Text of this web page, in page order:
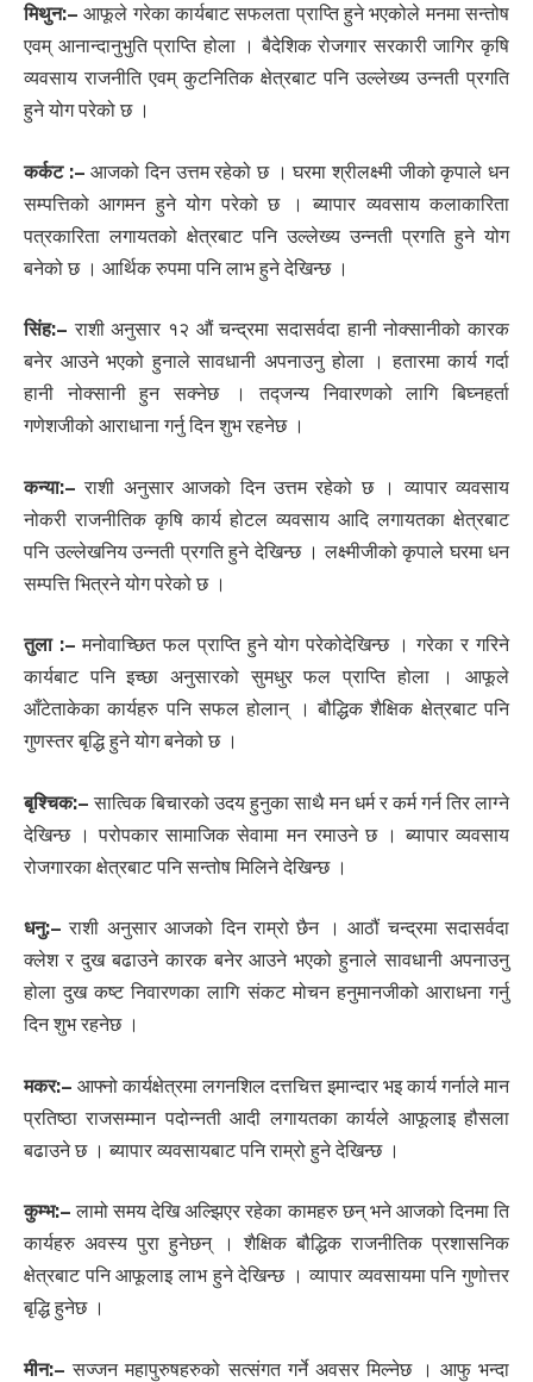
मिथुन:– आफूले गरेका कार्यबाट सफलता प्राप्ति हुने भएकोले मनमा सन्तोष
एवम् आनान्दानुभुति प्राप्ति होला । बैदेशिक रोजगार सरकारी जागिर कृषि
व्यवसाय राजनीति एवम् कुटनितिक क्षेत्रबाट पनि उल्लेख्य उन्नती प्रगति
हुने योग परेको छ ।
कर्कट :– आजको दिन उत्तम रहेको छ । घरमा श्रीलक्ष्मी जीको कृपाले धन
सम्पत्तिको आगमन हुने योग परेको छ । ब्यापार व्यवसाय कलाकारिता
पत्रकारिता लगायतको क्षेत्रबाट पनि उल्लेख्य उन्नती प्रगति हुने योग
बनेको छ । आर्थिक रुपमा पनि लाभ हुने देखिन्छ ।
सिंह:– राशी अनुसार १२ औं चन्द्रमा सदासर्वदा हानी नोक्सानीको कारक
बनेर आउने भएको हुनाले सावधानी अपनाउनु होला । हतारमा कार्य गर्दा
हानी नोक्सानी हुन सक्नेछ । तद्जन्य निवारणको लागि बिघ्नहर्ता
गणेशजीको आराधाना गर्नु दिन शुभ रहनेछ ।
कन्या:– राशी अनुसार आजको दिन उत्तम रहेको छ । व्यापार व्यवसाय
नोकरी राजनीतिक कृषि कार्य होटल व्यवसाय आदि लगायतका क्षेत्रबाट
पनि उल्लेखनिय उन्नती प्रगति हुने देखिन्छ । लक्ष्मीजीको कृपाले घरमा धन
सम्पत्ति भित्रने योग परेको छ ।
तुला :–मनोवाच्छित फल प्राप्ति हुने योग परेकोदेखिन्छ । गरेका र गरिने
कार्यबाट पनि इच्छा अनुसारको सुमधुर फल प्राप्ति होला । आफूले
आँटेताकेका कार्यहरु पनि सफल होलान् । बौद्धिक शैक्षिक क्षेत्रबाट पनि
गुणस्तर बृद्धि हुने योग बनेको छ ।
बृश्चिक:– सात्विक बिचारको उदय हुनुका साथै मन धर्म र कर्म गर्न तिर लाग्ने
देखिन्छ । परोपकार सामाजिक सेवामा मन रमाउने छ । ब्यापार व्यवसाय
रोजगारका क्षेत्रबाट पनि सन्तोष मिलिने देखिन्छ ।
धनु:– राशी अनुसार आजको दिन राम्रो छैन । आठौं चन्द्रमा सदासर्वदा
क्लेश र दुख बढाउने कारक बनेर आउने भएको हुनाले सावधानी अपनाउनु
होला दुख कष्ट निवारणका लागि संकट मोचन हनुमानजीको आराधना गर्नु
दिन शुभ रहनेछ ।
मकर:– आफ्नो कार्यक्षेत्रमा लगनशिल दत्तचित्त इमान्दार भइ कार्य गर्नाले मान
प्रतिष्ठा राजसम्मान पदोन्नती आदी लगायतका कार्यले आफूलाइ हौसला
बढाउने छ । ब्यापार व्यवसायबाट पनि राम्रो हुने देखिन्छ ।
कुम्भ:– लामो समय देखि अल्झिएर रहेका कामहरु छन् भने आजको दिनमा ति
कार्यहरु अवस्य पुरा हुनेछन् । शैक्षिक बौद्धिक राजनीतिक प्रशासनिक
क्षेत्रबाट पनि आफूलाइ लाभ हुने देखिन्छ । व्यापार व्यवसायमा पनि गुणोत्तर
बृद्धि हुनेछ ।
मीन:– सज्जन महापुरुषहरुको सत्संगत गर्ने अवसर मिल्नेछ । आफु भन्दा